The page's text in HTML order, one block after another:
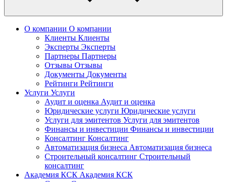
О компании О компании
Клиенты Клиенты
Эксперты Эксперты
Партнеры Партнеры
Отзывы Отзывы
Документы Документы
Рейтинги Рейтинги
Услуги Услуги
Аудит и оценка Аудит и оценка
Юридические услуги Юридические услуги
Услуги для эмитентов Услуги для эмитентов
Финансы и инвестиции Финансы и инвестиции
Консалтинг Консалтинг
Автоматизация бизнеса Автоматизация бизнеса
Строительный консалтинг Строительный
консалтинг
Академия КСК Академия КСК